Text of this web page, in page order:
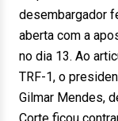
desembargador
aberta com a
no dia 13. Ao
TRF-1, o
Gilmar Mendes,